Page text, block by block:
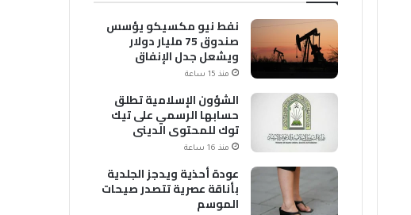
نفط نيو مكسيكو يؤسس
صندوق 75 مليار دولار
ويشعل جدل الإنفاق
منذ 15 ساعة
الشؤون الإسلامية تطلق
حسابها الرسمي على تيك
توك للمحتوى الديني
منذ 16 ساعة
عودة أحذية ويدجز الجلدية
بأناقة عصرية تتصدر صيحات
الموسم